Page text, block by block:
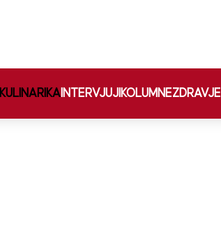
KULINARIKA INTERVJUJI KOLUMNEZDRAVJE